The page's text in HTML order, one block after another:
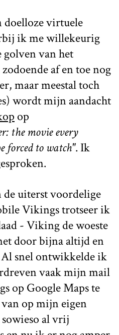
virtuele
ik me willekeurig
golven van het
af en toe nog
maar meestal toch
wordt mijn aandacht
op
the movie every
forced to watch". Ik
uiterst voordelige
Vikings trotseer ik
- Viking de woeste
door bijna altijd en
snel ontwikkelde ik
vaak mijn mail
op Google Maps te
op mijn eigen
al vrij